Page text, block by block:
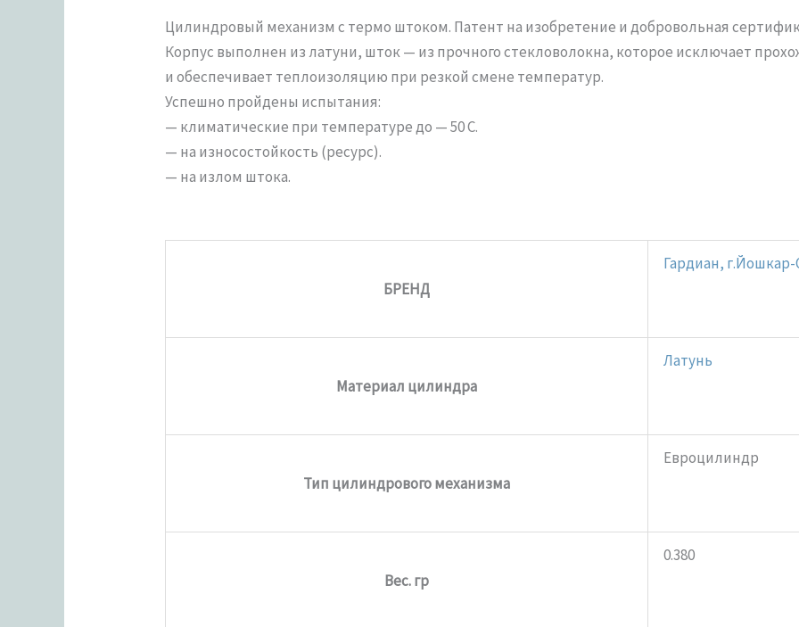
Цилиндровый механизм с термо штоком. Патент на изобретение и добровольная
Корпус выполнен из латуни, шток — из прочного стекловолокна, которое исключает
и обеспечивает теплоизоляцию при резкой смене температур.
Успешно пройдены испытания:
— климатические при температуре до — 50 С.
— на износостойкость (ресурс).
— на излом штока.
БРЕНД
Гардиан,
Материал цилиндра
Латунь
Тип цилиндрового механизма
Евроцилиндр
Вес. гр
0.380